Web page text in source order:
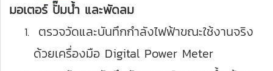
มอเตอร์ ปั๊มน้ำ และพัดลม
ตรวจวัดและบันทึกกำลังไฟฟ้าขณะใช้งานจริง
ด้วยเครื่องมือ Digital Power Meter